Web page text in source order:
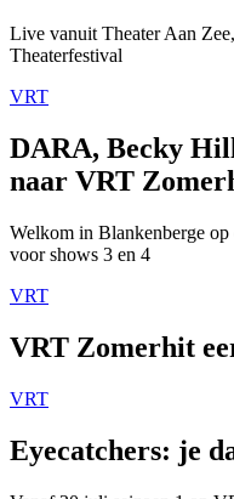
Live vanuit Theater Aan
Theaterfestival
VRT
DARA, Becky
naar VRT
Welkom in Blankenberge op
voor shows 3 en 4
VRT
VRT Zomerhit
VRT
Eyecatchers: je